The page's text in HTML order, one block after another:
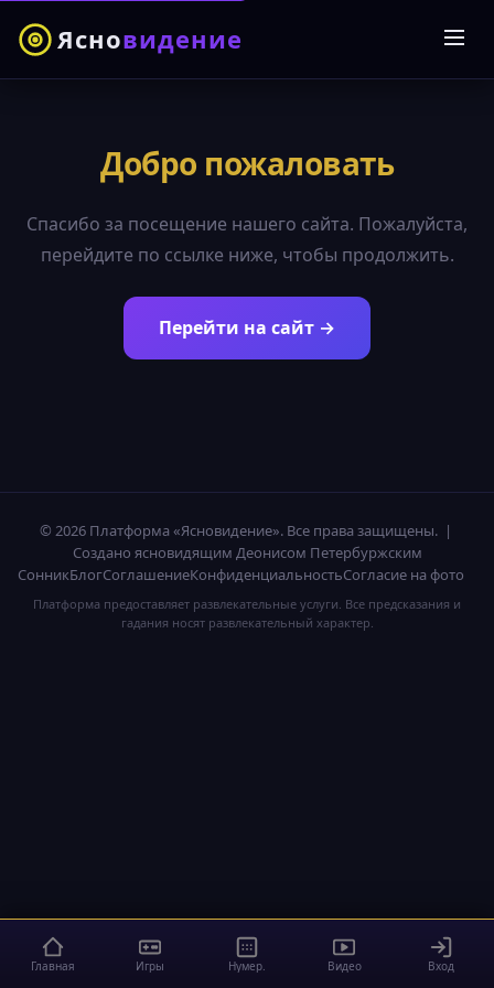
Ясновидение
Добро пожаловать
Спасибо за посещение нашего сайта. Пожалуйста,
перейдите по ссылке ниже, чтобы продолжить.
Перейти на сайт →
© 2026 Платформа «Ясновидение». Все права защищены. |
Создано ясновидящим Деонисом Петербуржским
СонникБлогСоглашениеКонфиденциальностьСогласие на фото
Платформа предоставляет развлекательные услуги. Все предсказания и
гадания носят развлекательный характер.
Главная Игры Нумер. Видео Вход